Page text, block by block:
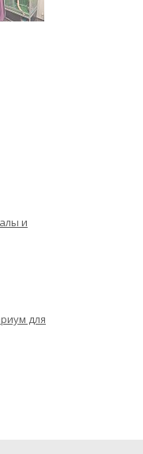
и
для